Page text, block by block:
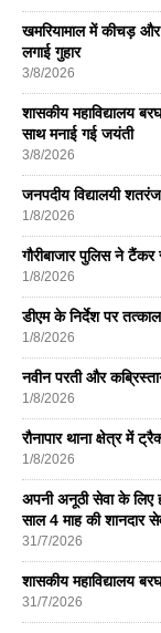
खमरियामाल में कीचड़
लगाई गुहार
3/8/2026
शासकीय महाविद्यालय
साथ मनाई गई जयंती
3/8/2026
जनपदीय विद्यालयी
1/8/2026
गौरीबाजार पुलिस ने
1/8/2026
डीएम के निर्देश पर तत्काल
1/8/2026
नवीन परती और
1/8/2026
रौनापार थाना क्षेत्र में
1/8/2026
अपनी अनूठी सेवा के लिए
साल 4 माह की शानदार
31/7/2026
शासकीय महाविद्यालय
31/7/2026